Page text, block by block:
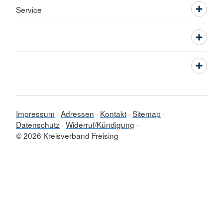
Service
Impressum Adressen Kontakt Sitemap
Datenschutz Widerruf/Kündigung
© 2026 Kreisverband Freising